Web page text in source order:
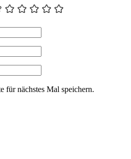
für nächstes Mal speichern.